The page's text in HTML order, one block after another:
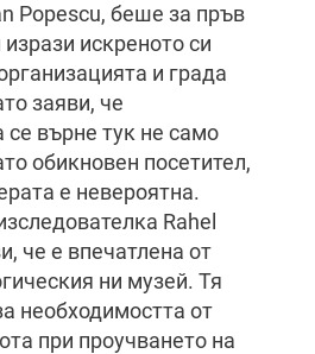
Popescu, беше за пръв
искреното си
и града
заяви, че
върне тук не само
обикновен посетител,
е невероятна.
Rahel
че е впечатлена от
ни музей. Тя
необходимостта от
при проучването на